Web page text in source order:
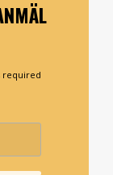
required